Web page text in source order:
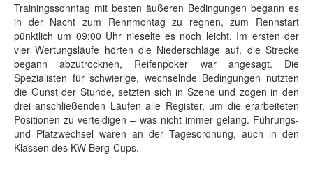
Trainingssonntag mit besten äußeren Bedingungen begann es
in der Nacht zum Rennmontag zu regnen, zum Rennstart
pünktlich um 09:00 Uhr nieselte es noch leicht. Im ersten der
vier Wertungsläufe hörten die Niederschläge auf, die Strecke
begann abzutrocknen, Reifenpoker war angesagt. Die
Spezialisten für schwierige, wechselnde Bedingungen nutzten
die Gunst der Stunde, setzten sich in Szene und zogen in den
drei anschließenden Läufen alle Register, um die erarbeiteten
Positionen zu verteidigen – was nicht immer gelang. Führungs-
und Platzwechsel waren an der Tagesordnung, auch in den
Klassen des KW Berg-Cups.